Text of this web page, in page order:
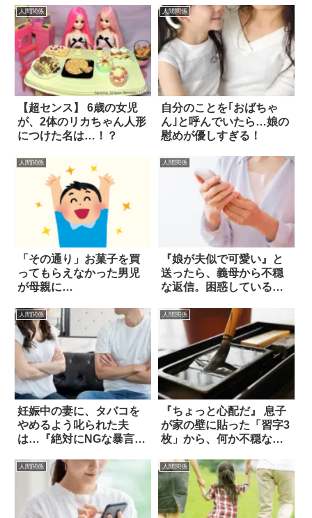
人間関係
【超センス】 6歳の女児
が、2体のリカちゃん人形
につけた名は…！？
人間関係
自分のことを｢おばちゃ
ん｣と呼んでいたら…娘の
慰めが優しすぎる！
人間関係
「その通り」お菓子を買
ってもらえなかった男児
が母親に…
人間関係
『娘が夫似で可愛い』と
送ったら、義母から不穏
な返信。困惑している
人間関係
妊娠中の妻に、タバコを
やめるよう叱られた夫
は…『絶対にNGな暴言』
人間関係
『ちょっと心配だ』 息子
が家の壁に貼った「習字3
枚」から、何か不穏な香
人間関係 人間関係